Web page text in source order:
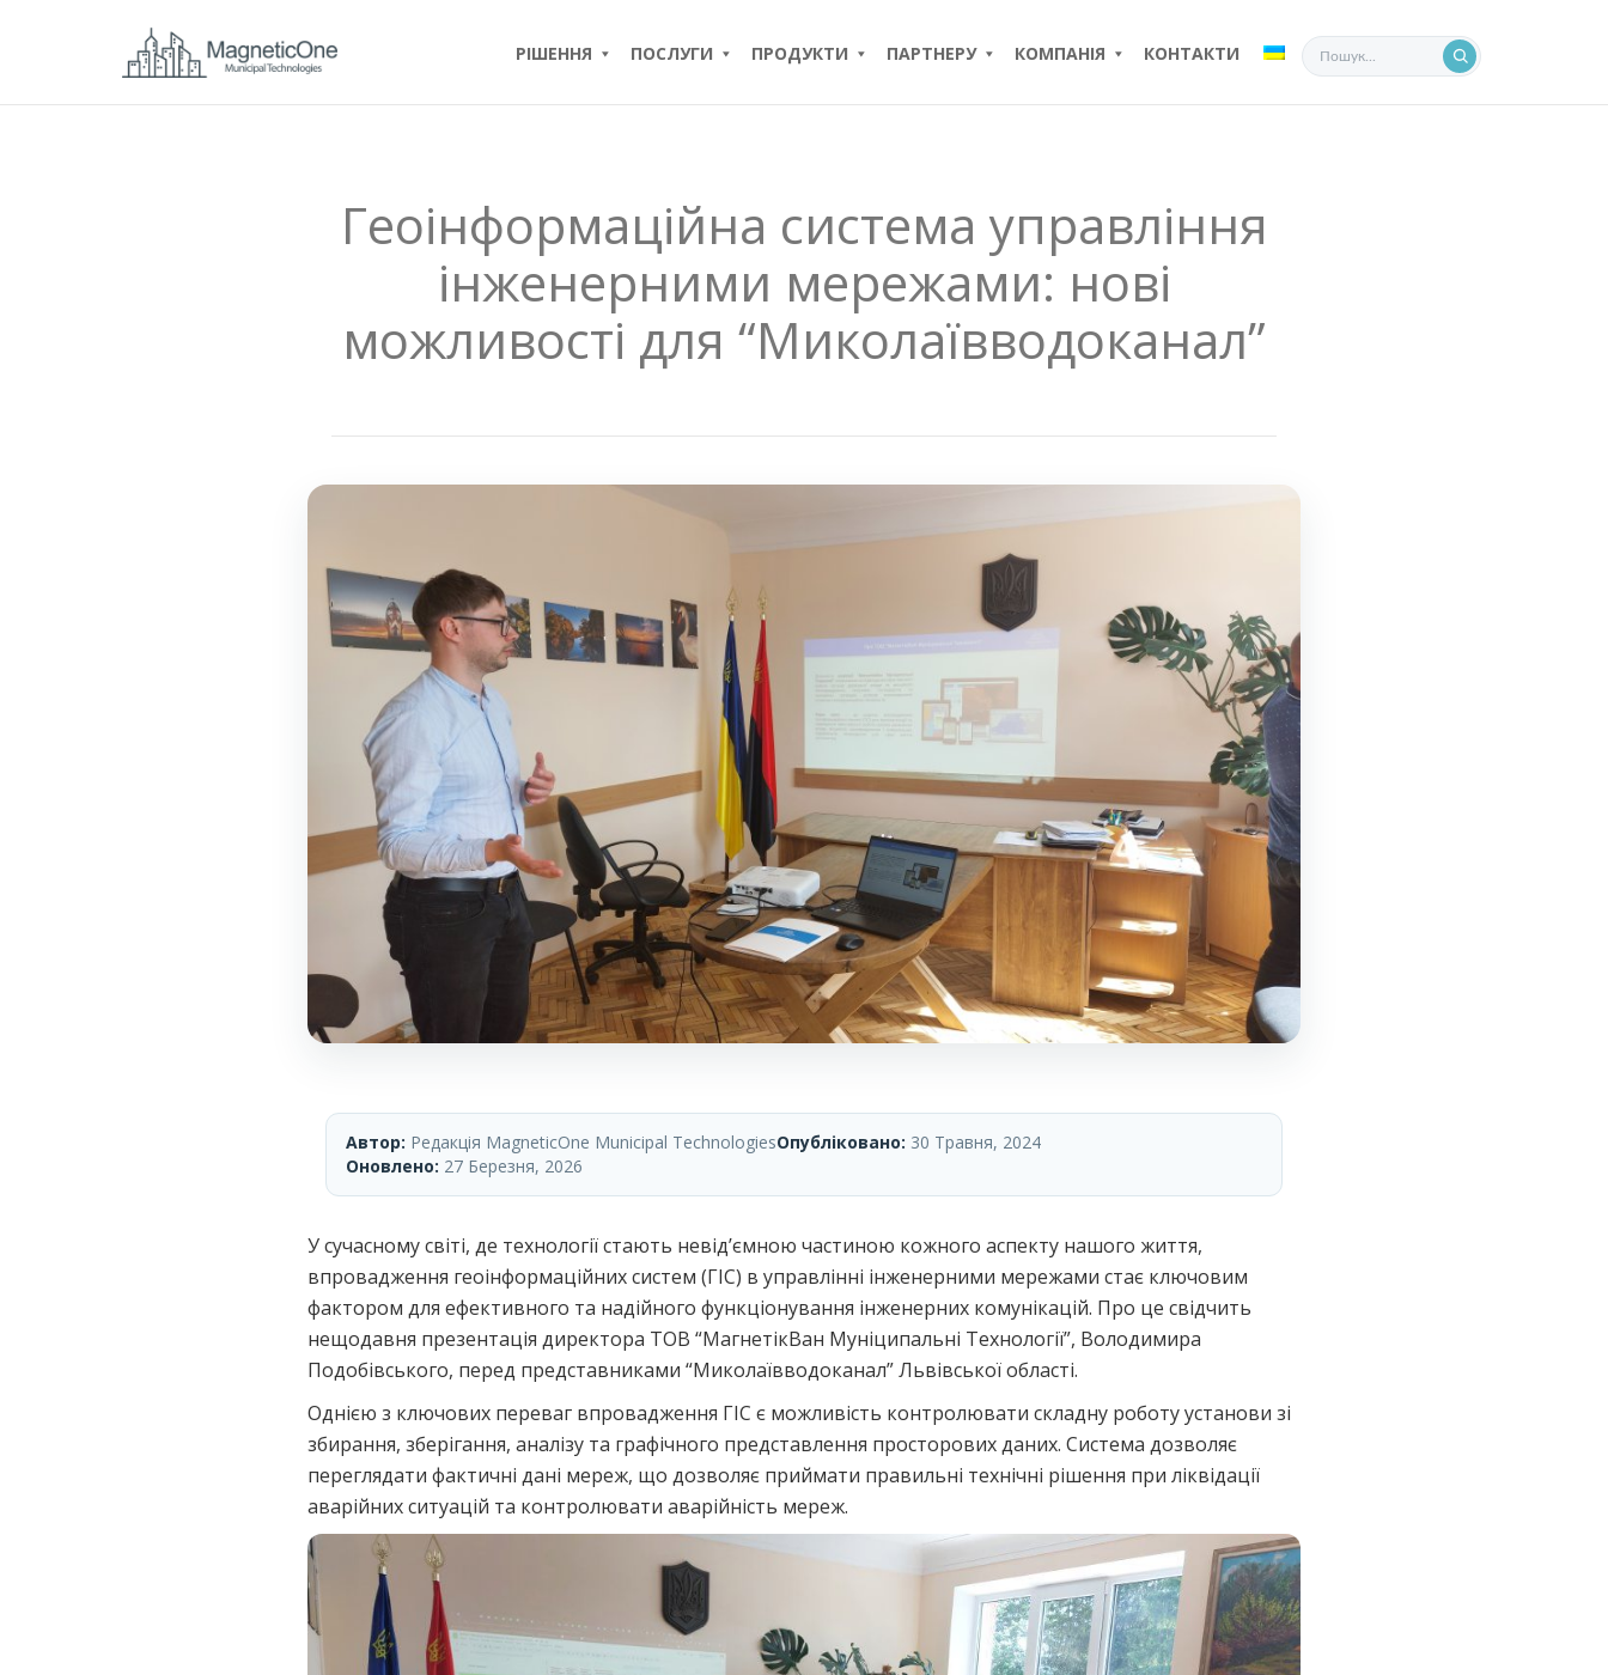
РІШЕННЯ ПОСЛУГИ ПРОДУКТИ ПАРТНЕРУ КОМПАНІЯ КОНТАКТИ
Геоінформаційна система управління
інженерними мережами: нові
можливості для “Миколаївводоканал”
Автор: Редакція MagneticOne Municipal TechnologiesОпубліковано: 30 Травня, 2024
Оновлено: 27 Березня, 2026
У сучасному світі, де технології стають невід’ємною частиною кожного аспекту нашого життя,
впровадження геоінформаційних систем (ГІС) в управлінні інженерними мережами стає ключовим
фактором для ефективного та надійного функціонування інженерних комунікацій. Про це свідчить
нещодавня презентація директора ТОВ “МагнетікВан Муніципальні Технології”, Володимира
Подобівського, перед представниками “Миколаївводоканал” Львівської області.
Однією з ключових переваг впровадження ГІС є можливість контролювати складну роботу установи зі
збирання, зберігання, аналізу та графічного представлення просторових даних. Система дозволяє
переглядати фактичні дані мереж, що дозволяє приймати правильні технічні рішення при ліквідації
аварійних ситуацій та контролювати аварійність мереж.